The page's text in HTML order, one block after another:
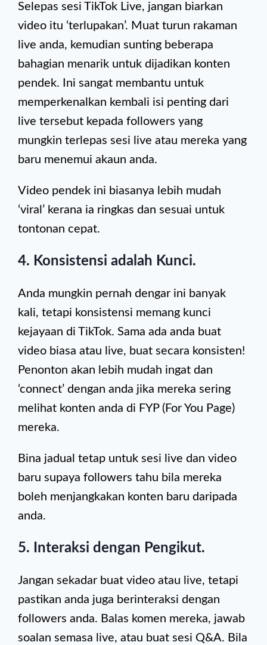
Selepas sesi TikTok Live, jangan biarkan
video itu ‘terlupakan’. Muat turun rakaman
live anda, kemudian sunting beberapa
bahagian menarik untuk dijadikan konten
pendek. Ini sangat membantu untuk
memperkenalkan kembali isi penting dari
live tersebut kepada followers yang
mungkin terlepas sesi live atau mereka yang
baru menemui akaun anda.
Video pendek ini biasanya lebih mudah
‘viral’ kerana ia ringkas dan sesuai untuk
tontonan cepat.
4. Konsistensi adalah Kunci.
Anda mungkin pernah dengar ini banyak
kali, tetapi konsistensi memang kunci
kejayaan di TikTok. Sama ada anda buat
video biasa atau live, buat secara konsisten!
Penonton akan lebih mudah ingat dan
‘connect’ dengan anda jika mereka sering
melihat konten anda di FYP (For You Page)
mereka.
Bina jadual tetap untuk sesi live dan video
baru supaya followers tahu bila mereka
boleh menjangkakan konten baru daripada
anda.
5. Interaksi dengan Pengikut.
Jangan sekadar buat video atau live, tetapi
pastikan anda juga berinteraksi dengan
followers anda. Balas komen mereka, jawab
soalan semasa live, atau buat sesi Q&A. Bila